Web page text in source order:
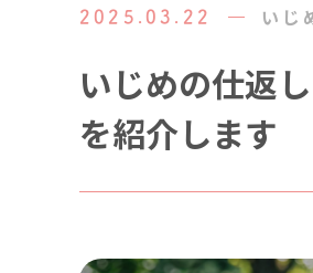
2025.03.22 いじ
いじめの仕返
を紹介します